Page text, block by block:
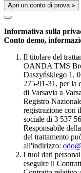
Apri un conto di prova »
Informativa sulla
Conto demo,
Il titolare del
OANDA TMS
Daszyńskiego 1,
275-91-31, per la
di Varsavia a
Registro
registrazione con
sociale di 3 537
Responsabile
del trattamento
all'indirizzo:
I tuoi dati
eseguire il